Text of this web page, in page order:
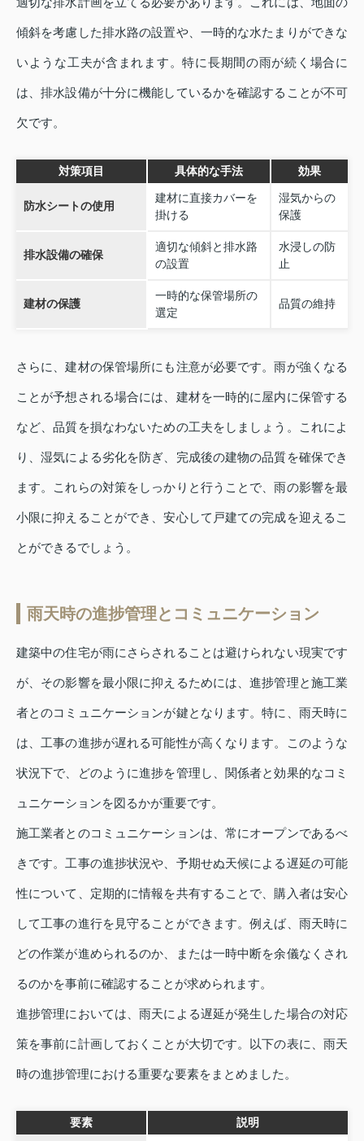
傾斜を考慮した排水路の設置や、一時的な水たまりができな
いような工夫が含まれます。特に長期間の雨が続く場合に
は、排水設備が十分に機能しているかを確認することが不可
欠です。
対策項目 具体的な手法 効果
防水シートの使用
建材に直接カバーを
掛ける
湿気からの
保護
排水設備の確保
適切な傾斜と排水路
の設置
水浸しの防
止
建材の保護
一時的な保管場所の
選定
品質の維持
さらに、建材の保管場所にも注意が必要です。雨が強くなる
ことが予想される場合には、建材を一時的に屋内に保管する
など、品質を損なわないための工夫をしましょう。これによ
り、湿気による劣化を防ぎ、完成後の建物の品質を確保でき
ます。これらの対策をしっかりと行うことで、雨の影響を最
小限に抑えることができ、安心して戸建ての完成を迎えるこ
とができるでしょう。
雨天時の進捗管理とコミュニケーション
建築中の住宅が雨にさらされることは避けられない現実です
が、その影響を最小限に抑えるためには、進捗管理と施工業
者とのコミュニケーションが鍵となります。特に、雨天時に
は、工事の進捗が遅れる可能性が高くなります。このような
状況下で、どのように進捗を管理し、関係者と効果的なコミ
ュニケーションを図るかが重要です。
施工業者とのコミュニケーションは、常にオープンであるべ
きです。工事の進捗状況や、予期せぬ天候による遅延の可能
性について、定期的に情報を共有することで、購入者は安心
して工事の進行を見守ることができます。例えば、雨天時に
どの作業が進められるのか、または一時中断を余儀なくされ
るのかを事前に確認することが求められます。
進捗管理においては、雨天による遅延が発生した場合の対応
策を事前に計画しておくことが大切です。以下の表に、雨天
時の進捗管理における重要な要素をまとめました。
要素 説明